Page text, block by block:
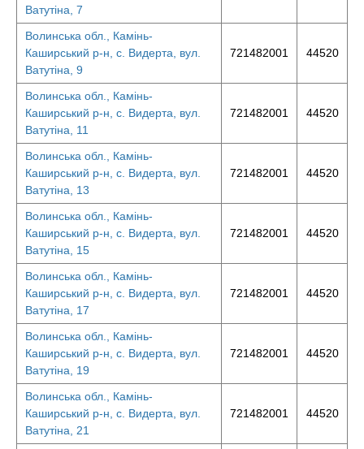
Ватутіна, 7
Волинська обл., Камінь-
Каширський р-н, с. Видерта, вул.
Ватутіна, 9
721482001 44520
Волинська обл., Камінь-
Каширський р-н, с. Видерта, вул.
Ватутіна, 11
721482001 44520
Волинська обл., Камінь-
Каширський р-н, с. Видерта, вул.
Ватутіна, 13
721482001 44520
Волинська обл., Камінь-
Каширський р-н, с. Видерта, вул.
Ватутіна, 15
721482001 44520
Волинська обл., Камінь-
Каширський р-н, с. Видерта, вул.
Ватутіна, 17
721482001 44520
Волинська обл., Камінь-
Каширський р-н, с. Видерта, вул.
Ватутіна, 19
721482001 44520
Волинська обл., Камінь-
Каширський р-н, с. Видерта, вул.
Ватутіна, 21
721482001 44520